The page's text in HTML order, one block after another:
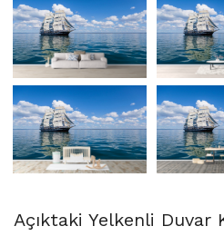
Açıktaki Yelkenli Duvar